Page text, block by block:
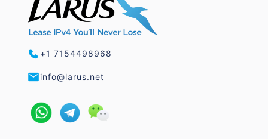
+1 7154498968
info@larus.net